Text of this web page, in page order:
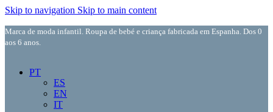
Skip to navigation Skip to main content
Marca de moda infantil. Roupa de bebé e criança fabricada em Espanha. Dos 0
aos 6 anos.
PT
ES
EN
IT